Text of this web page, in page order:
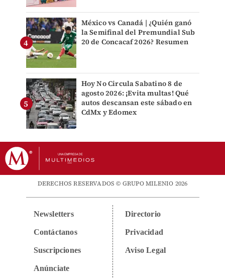
México vs Canadá | ¿Quién ganó
la Semifinal del Premundial Sub
20 de Concacaf 2026? Resumen
Hoy No Circula Sabatino 8 de
agosto 2026: ¡Evita multas! Qué
autos descansan este sábado en
CdMx y Edomex
DERECHOS RESERVADOS © GRUPO MILENIO 2026
Newsletters
Contáctanos
Suscripciones
Anúnciate
Directorio
Privacidad
Aviso Legal